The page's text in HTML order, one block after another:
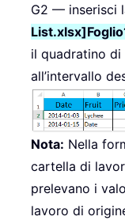
G2 — inserisci
il quadratino
all’intervallo
Nota: Nella
cartella di
prelevano i
lavoro di